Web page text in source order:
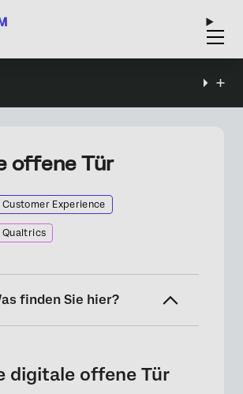
offene Tür
Customer Experience
Qualtrics
finden Sie hier?
Tür anlegen
digitale offene Tür